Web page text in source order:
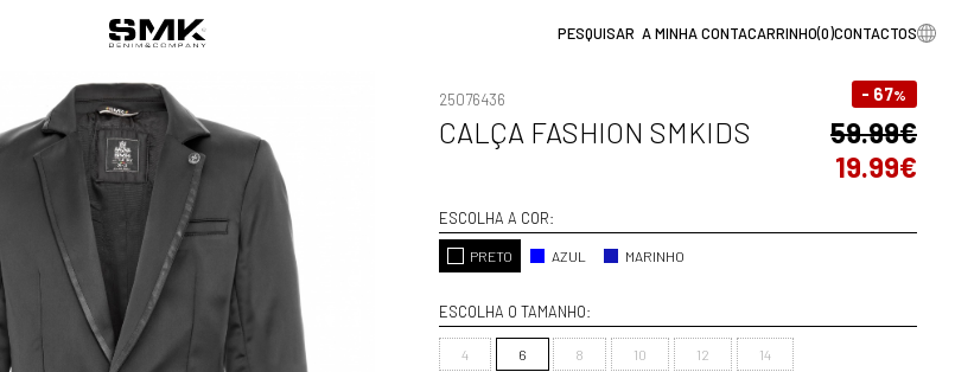
A MINHA CONTACARRINHO(0)CONTACTOS
- 67%
25076436
CALÇA FASHION SMKIDS
59.99€
19.99€
ESCOLHA A COR:
PRETO AZUL MARINHO
ESCOLHA O TAMANHO:
4 6 8 10 12 14